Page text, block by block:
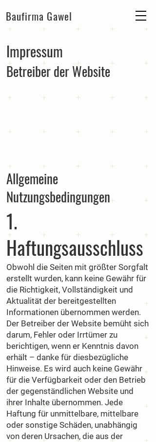
Baufirma Gawel
Impressum
Betreiber der Website
Allgemeine
Nutzungsbedingungen
1.
Haftungsausschluss
Obwohl die Seiten mit größter Sorgfalt
erstellt wurden, kann keine Gewähr für
die Richtigkeit, Vollständigkeit und
Aktualität der bereitgestellten
Informationen übernommen werden.
Der Betreiber der Website bemüht sich
darum, Fehler oder Irrtümer zu
berichtigen, wenn er Kenntnis davon
erhält – danke für diesbezügliche
Hinweise. Es wird auch keine Gewähr
für die Verfügbarkeit oder den Betrieb
der gegenständlichen Website und
ihrer Inhalte übernommen. Jede
Haftung für unmittelbare, mittelbare
oder sonstige Schäden, unabhängig
von deren Ursachen, die aus der